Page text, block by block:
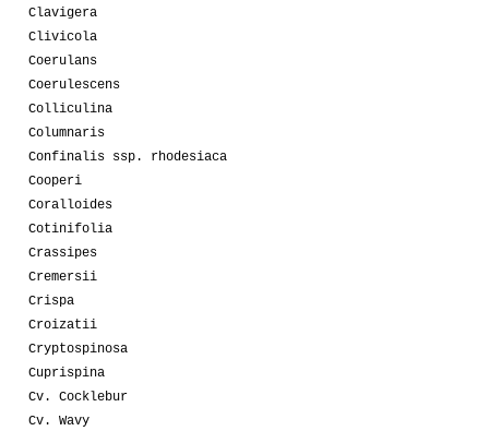
Clavigera
Clivicola
Coerulans
Coerulescens
Colliculina
Columnaris
Confinalis ssp. rhodesiaca
Cooperi
Coralloides
Cotinifolia
Crassipes
Cremersii
Crispa
Croizatii
Cryptospinosa
Cuprispina
Cv. Cocklebur
Cv. Wavy